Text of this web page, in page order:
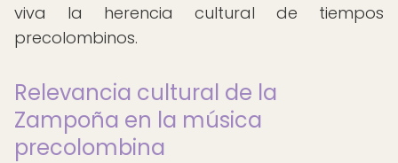
viva la herencia cultural de tiempos
precolombinos.
Relevancia cultural de la
Zampoña en la música
precolombina